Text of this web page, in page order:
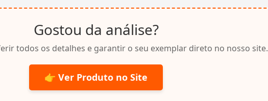
Gostou da análise?
todos os detalhes e garantir o seu exemplar direto no nosso site.
👉 Ver Produto no Site